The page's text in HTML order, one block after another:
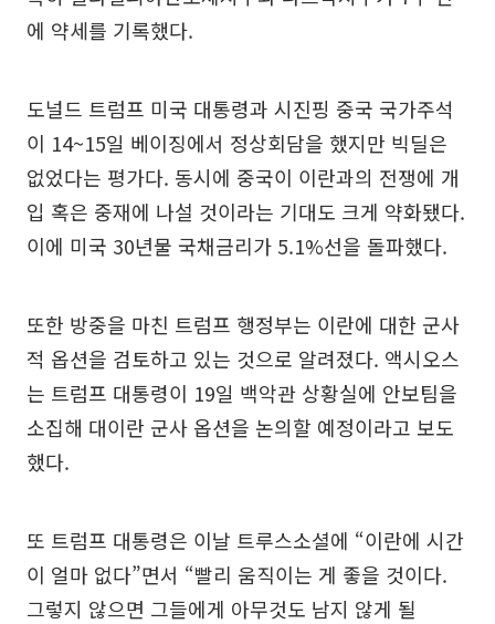
에 약세를 기록했다.
도널드 트럼프 미국 대통령과 시진핑 중국 국가주석
이 14~15일 베이징에서 정상회담을 했지만 빅딜은
없었다는 평가다. 동시에 중국이 이란과의 전쟁에 개
입 혹은 중재에 나설 것이라는 기대도 크게 약화됐다.
이에 미국 30년물 국채금리가 5.1%선을 돌파했다.
또한 방중을 마친 트럼프 행정부는 이란에 대한 군사
적 옵션을 검토하고 있는 것으로 알려졌다. 액시오스
는 트럼프 대통령이 19일 백악관 상황실에 안보팀을
소집해 대이란 군사 옵션을 논의할 예정이라고 보도
했다.
또 트럼프 대통령은 이날 트루스소셜에 “이란에 시간
이 얼마 없다”면서 “빨리 움직이는 게 좋을 것이다.
그렇지 않으면 그들에게 아무것도 남지 않게 될